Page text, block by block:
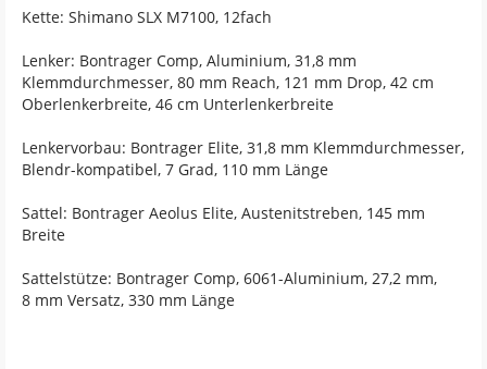
Kette: Shimano SLX M7100, 12fach
Lenker: Bontrager Comp, Aluminium, 31,8 mm
Klemmdurchmesser, 80 mm Reach, 121 mm Drop, 42 cm
Oberlenkerbreite, 46 cm Unterlenkerbreite
Lenkervorbau: Bontrager Elite, 31,8 mm Klemmdurchmesser,
Blendr-kompatibel, 7 Grad, 110 mm Länge
Sattel: Bontrager Aeolus Elite, Austenitstreben, 145 mm
Breite
Sattelstütze: Bontrager Comp, 6061-Aluminium, 27,2 mm,
8 mm Versatz, 330 mm Länge